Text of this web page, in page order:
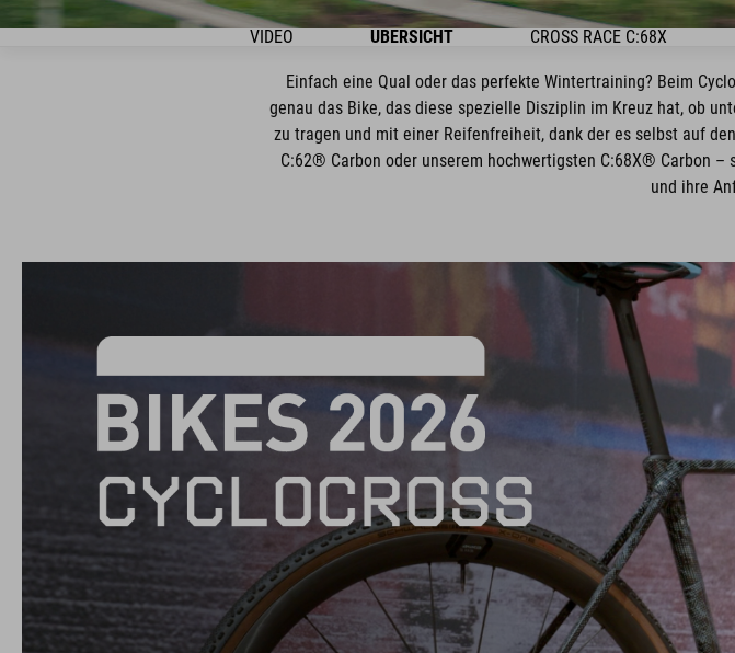
VIDEO ÜBERSICHT CROSS RACE C:68X
Einfach eine Qual oder das perfekte Wintertraining? Beim
genau das Bike, das diese spezielle Disziplin im Kreuz hat, ob
zu tragen und mit einer Reifenfreiheit, dank der es selbst auf
C:62® Carbon oder unserem hochwertigsten C:68X® Carbon
und ihre